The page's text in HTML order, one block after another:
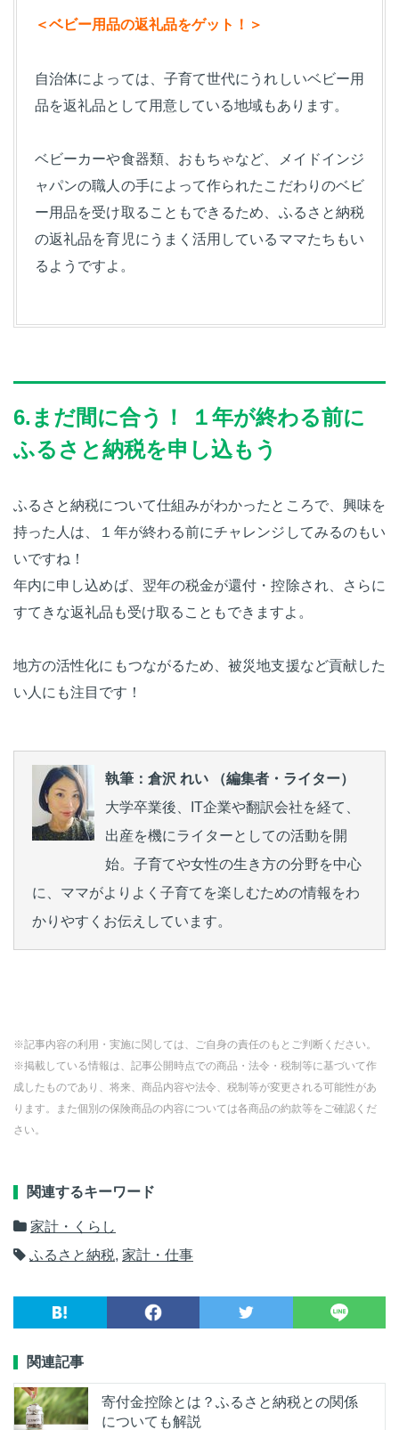
＜ベビー用品の返礼品をゲット！＞
自治体によっては、子育て世代にうれしいベビー用
品を返礼品として用意している地域もあります。
ベビーカーや食器類、おもちゃなど、メイドインジ
ャパンの職人の手によって作られたこだわりのベビ
ー用品を受け取ることもできるため、ふるさと納税
の返礼品を育児にうまく活用しているママたちもい
るようですよ。
6.まだ間に合う！ １年が終わる前に
ふるさと納税を申し込もう
ふるさと納税について仕組みがわかったところで、興味を
持った人は、１年が終わる前にチャレンジしてみるのもい
いですね！
年内に申し込めば、翌年の税金が還付・控除され、さらに
すてきな返礼品も受け取ることもできますよ。
地方の活性化にもつながるため、被災地支援など貢献した
い人にも注目です！
執筆：倉沢 れい （編集者・ライター）
大学卒業後、IT企業や翻訳会社を経て、
出産を機にライターとしての活動を開
始。子育てや女性の生き方の分野を中心
に、ママがよりよく子育てを楽しむための情報をわ
かりやすくお伝えしています。
※記事内容の利用・実施に関しては、ご自身の責任のもとご判断ください。
※掲載している情報は、記事公開時点での商品・法令・税制等に基づいて作
成したものであり、将来、商品内容や法令、税制等が変更される可能性があ
ります。また個別の保険商品の内容については各商品の約款等をご確認くだ
さい。
関連するキーワード
家計・くらし
ふるさと納税, 家計・仕事
関連記事
寄付金控除とは？ふるさと納税との関係
についても解説